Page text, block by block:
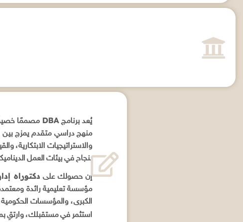
يُعد برنامجDBA مصممًا
منهج دراسي متقدم يمزج بين
والاستراتيجيات الابتكارية،
بنجاح في بيئات العمل
إن حصولك علىدكتوراه
مؤسسة تعليمية رائدة
الكبرى، والمؤسسات
استثمر في مستقبلك، وارتقِ